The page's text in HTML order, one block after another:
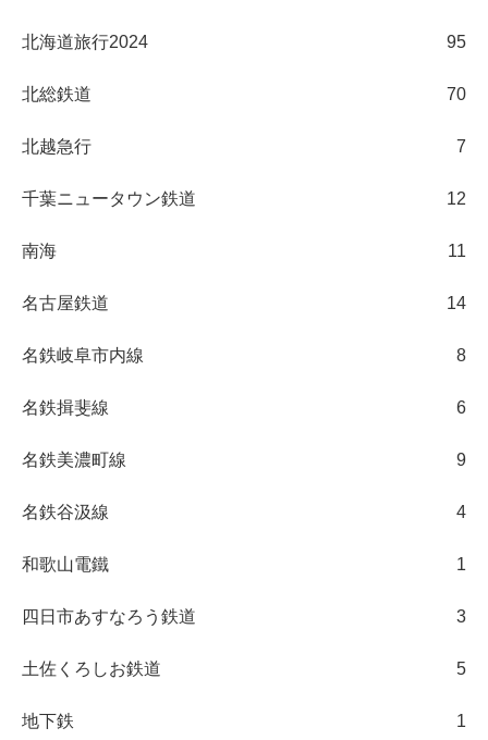
北海道旅行2024 95
北総鉄道 70
北越急行 7
千葉ニュータウン鉄道 12
南海 11
名古屋鉄道 14
名鉄岐阜市内線 8
名鉄揖斐線 6
名鉄美濃町線 9
名鉄谷汲線 4
和歌山電鐵 1
四日市あすなろう鉄道 3
土佐くろしお鉄道 5
地下鉄 1